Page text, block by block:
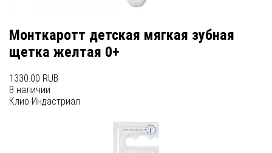
Монткаротт детская мягкая зубная
щетка желтая 0+
1330.00 RUB
В наличии
Клио Индастриал